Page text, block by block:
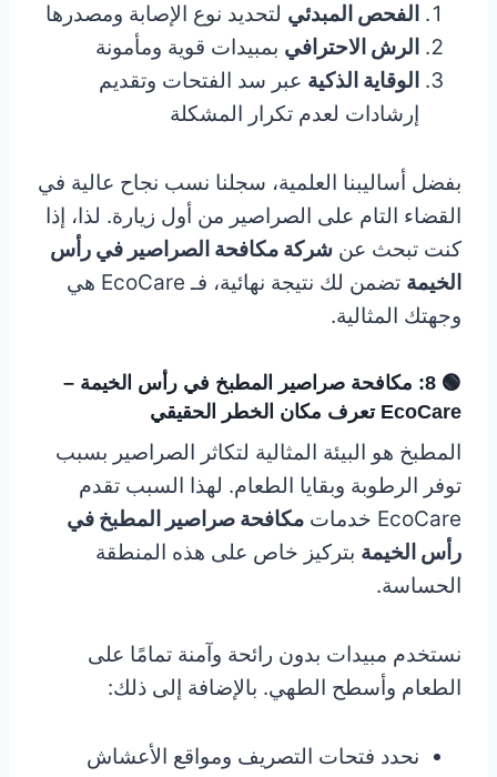
الفحص المبدئي لتحديد نوع الإصابة ومصدرها
الرش الاحترافي بمبيدات قوية ومأمونة
الوقاية الذكية عبر سد الفتحات وتقديم
إرشادات لعدم تكرار المشكلة
بفضل أساليبنا العلمية، سجلنا نسب نجاح عالية في
القضاء التام على الصراصير من أول زيارة. لذا، إذا
كنت تبحث عن شركة مكافحة الصراصير في رأس
الخيمة
تضمن لك نتيجة نهائية، فـ EcoCare هي
وجهتك المثالية.
🟢 8: مكافحة صراصير المطبخ في رأس الخيمة –
EcoCare تعرف مكان الخطر الحقيقي
المطبخ هو البيئة المثالية لتكاثر الصراصير بسبب
توفر الرطوبة وبقايا الطعام. لهذا السبب تقدم
EcoCare خدمات
مكافحة صراصير المطبخ في
رأس الخيمة بتركيز خاص على هذه المنطقة
الحساسة.
نستخدم مبيدات بدون رائحة وآمنة تمامًا على
الطعام وأسطح الطهي. بالإضافة إلى ذلك:
نحدد فتحات التصريف ومواقع الأعشاش